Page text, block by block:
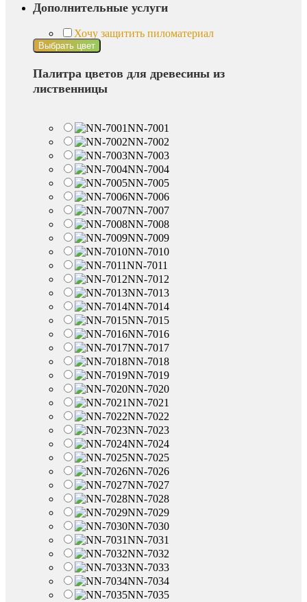
487 ₽.
Дополнительные услуги
Хочу защитить пиломатериал
Выбрать цвет
Палитра цветов для древесины из
лиственницы
NN-7001
NN-7002
NN-7003
NN-7004
NN-7005
NN-7006
NN-7007
NN-7008
NN-7009
NN-7010
NN-7011
NN-7012
NN-7013
NN-7014
NN-7015
NN-7016
NN-7017
NN-7018
NN-7019
NN-7020
NN-7021
NN-7022
NN-7023
NN-7024
NN-7025
NN-7026
NN-7027
NN-7028
NN-7029
NN-7030
NN-7031
NN-7032
NN-7033
NN-7034
NN-7035